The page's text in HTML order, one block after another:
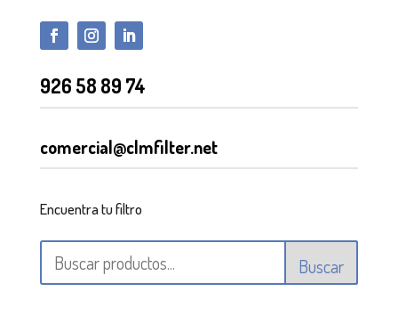
926 58 89 74
comercial@clmfilter.net
Encuentra tu filtro
Buscar